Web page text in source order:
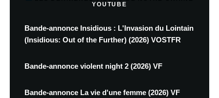
YOUTUBE
Bande-annonce Insidious : L'Invasion du Lointain
(Insidious: Out of the Further) (2026) VOSTFR
Bande-annonce violent night 2 (2026) VF
Bande-annonce La vie d'une femme (2026) VF